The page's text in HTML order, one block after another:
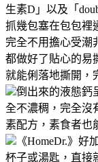
生素D」以及「
抓幾包塞在包包裡
完全不用擔心受潮
都做好了貼心的易
就能俐落地撕開，
倒出來的液態鈣
全不濃稠，完全沒
素配方，素食者也
《HomeDr.》
杯子或湯匙，直接